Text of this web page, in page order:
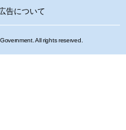
告について
All rights reserved.